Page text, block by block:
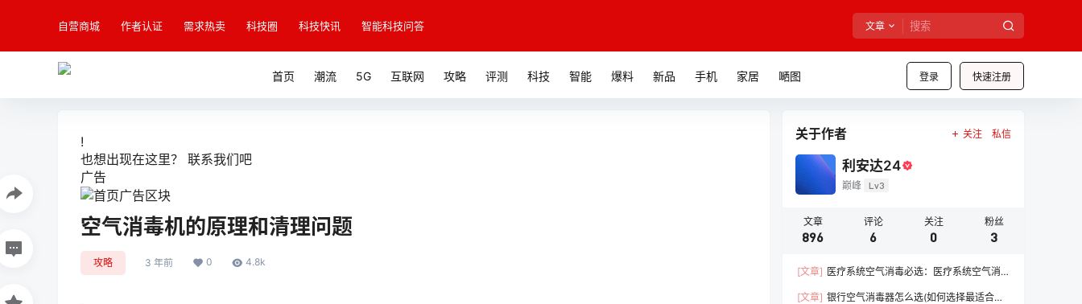
自营商城 作者认证 需求热卖 科技圈 科技快讯 智能科技问答 文章
登录 快速注册
首页 潮流 5G 互联网 攻略 评测 科技 智能 爆料 新品 手机 家居 嗮图
!
也想出现在这里？ 联系我们吧
广告
空气消毒机的原理和清理问题
攻略 3 年前 0 4.8k
关于作者 关注 私信
利安达24
巅峰 Lv3
文章
896
评论
6
关注
0
粉丝
3
[文章] 医疗系统空气消毒必选：医疗系统空气消
[文章] 银行空气消毒器怎么选(如何选择最适合的